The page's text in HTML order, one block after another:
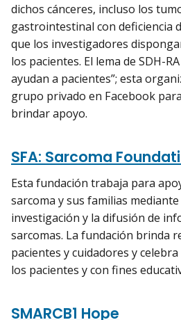
dichos cánceres, incluso los
gastrointestinal con deficiencia
que los investigadores
los pacientes. El lema de SDH-
ayudan a pacientes”; esta
grupo privado en Facebook
brindar apoyo.
SFA: Sarcoma
Esta fundación trabaja para
sarcoma y sus familias
investigación y la difusión de
sarcomas. La fundación brinda
pacientes y cuidadores y
los pacientes y con fines
SMARCB1 Hope